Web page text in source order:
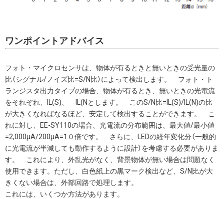
ワンポイントアドバイス
フォト・マイクロセンサは、物体が有るときと無いときの受光量の
比（シグナル/ノイズ比=S/N比）によって検出します。 フォト・ト
ランジスタ出力タイプの場合、物体が有るとき、無いときの光電流
をそれぞれ、IL(S)、 IL(Nとします。 このS/N比=IL(S)/IL(N)の比
が大きくなればなるほど、安定して検出することができます。 こ
れに対し、EE-SY110の場合、光電流の分布範囲は、最大値/最小値
=2,000μA/200μA=1０倍です。 さらに、LEDの経年変化分（一般的
に光電流が半減しても動作するように設計）を考慮する必要がありま
す。 これにより、外乱光がなく、背景物体が無い場合は問題なく
使用できます。ただし、白色紙上の黒マーク検出など、S/N比が大
きくない場合は、外部回路で処理します。
これには、いくつか方法があります。